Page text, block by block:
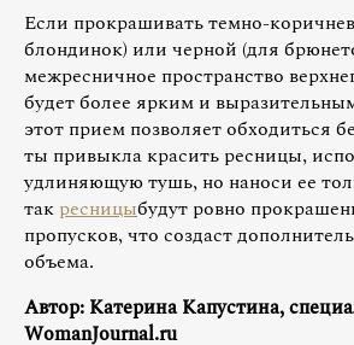
Если прокрашивать темно-
блондинок) или черной (для
межресничное пространство
будет более ярким и
этот прием позволяет обходиться
ты привыкла красить ресницы,
удлиняющую тушь, но наноси ее
так ресницыбудут ровно
пропусков, что создаст
объема.
Автор: Катерина Капустина,
WomanJournal.ru